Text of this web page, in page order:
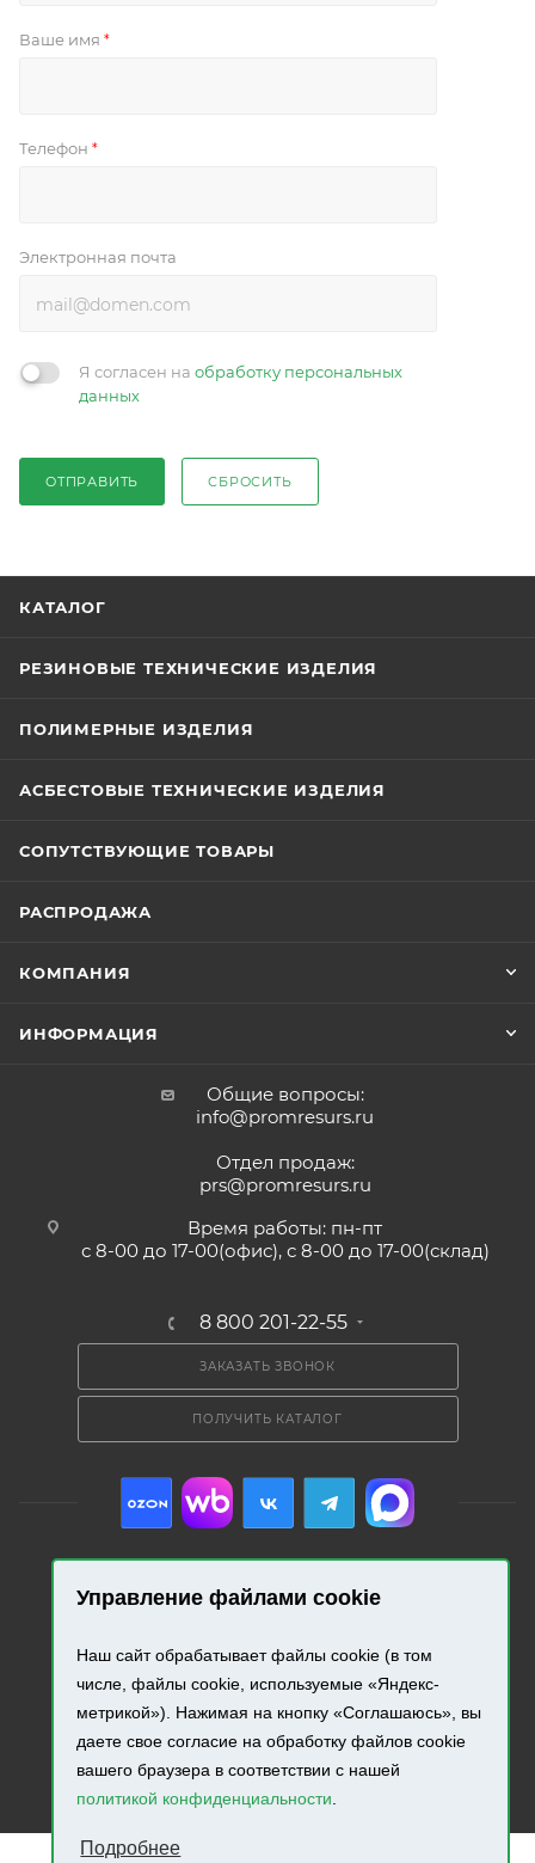
Управление файлами cookie
Наш сайт обрабатывает файлы cookie (в том
числе, файлы cookie, используемые «Яндекс-
метрикой»). Нажимая на кнопку «Соглашаюсь», вы
даете свое согласие на обработку файлов cookie
вашего браузера в соответствии с нашей
политикой конфиденциальности.
Подробнее
Ваше имя *
Телефон *
Электронная почта
Я согласен на обработку персональных
данных
ОТПРАВИТЬ СБРОСИТЬ
КАТАЛОГ
РЕЗИНОВЫЕ ТЕХНИЧЕСКИЕ ИЗДЕЛИЯ
ПОЛИМЕРНЫЕ ИЗДЕЛИЯ
АСБЕСТОВЫЕ ТЕХНИЧЕСКИЕ ИЗДЕЛИЯ
СОПУТСТВУЮЩИЕ ТОВАРЫ
РАСПРОДАЖА
КОМПАНИЯ
ИНФОРМАЦИЯ
Общие вопросы:
info@promresurs.ru
Отдел продаж:
prs@promresurs.ru
Время работы: пн-пт
с 8-00 до 17-00(офис), с 8-00 до 17-00(склад)
8 800 201-22-55
ЗАКАЗАТЬ ЗВОНОК
ПОЛУЧИТЬ КАТАЛОГ
2026 © «Промресурс». Все права защищены.
Разработка и продвижение сайта.